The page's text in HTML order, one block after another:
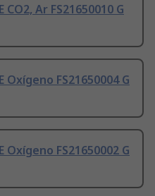
Ar FS21650010 G
FS21650004 G
FS21650002 G